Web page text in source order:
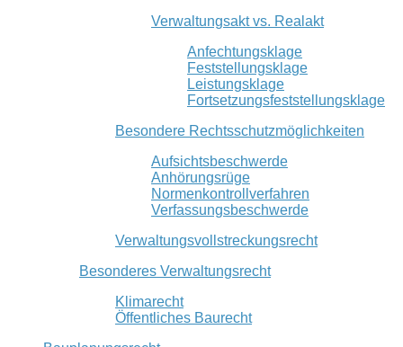
Verwaltungsakt vs. Realakt
Anfechtungsklage
Feststellungsklage
Leistungsklage
Fortsetzungsfeststellungsklage
Besondere Rechtsschutzmöglichkeiten
Aufsichtsbeschwerde
Anhörungsrüge
Normenkontrollverfahren
Verfassungsbeschwerde
Verwaltungsvollstreckungsrecht
Besonderes Verwaltungsrecht
Klimarecht
Öffentliches Baurecht